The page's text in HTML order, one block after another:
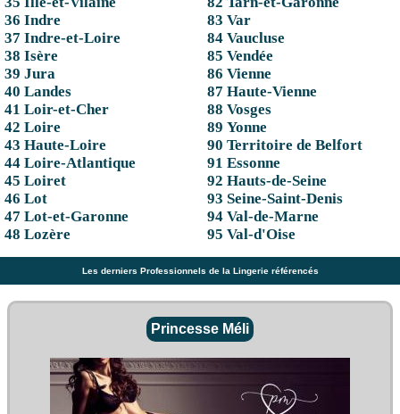
36 Indre
37 Indre-et-Loire
38 Isère
39 Jura
40 Landes
41 Loir-et-Cher
42 Loire
43 Haute-Loire
44 Loire-Atlantique
45 Loiret
46 Lot
47 Lot-et-Garonne
48 Lozère
83 Var
84 Vaucluse
85 Vendée
86 Vienne
87 Haute-Vienne
88 Vosges
89 Yonne
90 Territoire de Belfort
91 Essonne
92 Hauts-de-Seine
93 Seine-Saint-Denis
94 Val-de-Marne
95 Val-d'Oise
Les derniers Professionnels de la Lingerie référencés
Princesse Méli